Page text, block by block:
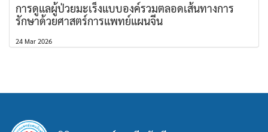
การดูแลผู้ป่วยมะเร็งแบบองค์รวมตลอดเส้นทางการ
รักษาด้วยศาสตร์การแพทย์แผนจีน
24 Mar 2026